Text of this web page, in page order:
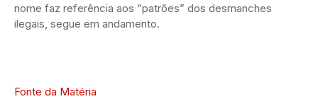
nome faz referência aos “patrões” dos desmanches
ilegais, segue em andamento.
Fonte da Matéria